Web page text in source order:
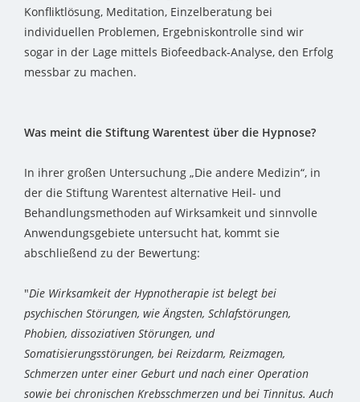
Konfliktlösung, Meditation, Einzelberatung bei
individuellen Problemen, Ergebniskontrolle sind wir
sogar in der Lage mittels Biofeedback-Analyse, den Erfolg
messbar zu machen.
Was meint die Stiftung Warentest über die Hypnose?
In ihrer großen Untersuchung „Die andere Medizin“, in
der die Stiftung Warentest alternative Heil- und
Behandlungsmethoden auf Wirksamkeit und sinnvolle
Anwendungsgebiete untersucht hat, kommt sie
abschließend zu der Bewertung:
"Die Wirksamkeit der Hypnotherapie ist belegt bei
psychischen Störungen, wie Ängsten, Schlafstörungen,
Phobien, dissoziativen Störungen, und
Somatisierungsstörungen, bei Reizdarm, Reizmagen,
Schmerzen unter einer Geburt und nach einer Operation
sowie bei chronischen Krebsschmerzen und bei Tinnitus. Auch